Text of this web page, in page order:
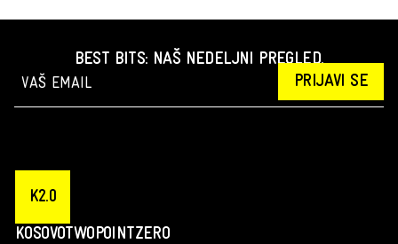
BEST BITS: NAŠ NEDELJNI PREGLED.
PRIJAVI SE
K2.0
KOSOVOTWOPOINTZERO